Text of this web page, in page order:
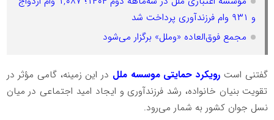
و ۹۳۱ وام فرزندآوری پرداخت شد
مجمع فوق‌العاده «وملل» برگزار می‌شود
گفتنی است رویکرد حمایتی موسسه ملل در این زمینه، گامی مؤثر در
تقویت بنیان خانواده، رشد فرزندآوری و ایجاد امید اجتماعی در میان
نسل جوان کشور به شمار می‌رود.